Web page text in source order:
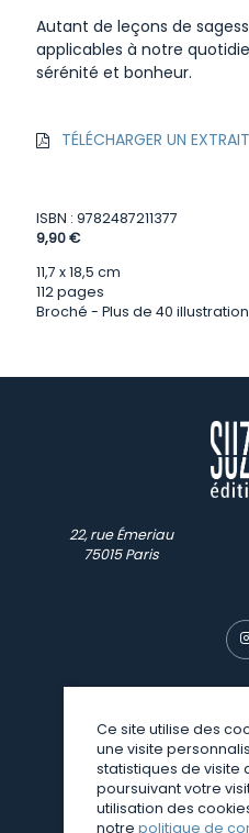
Autant de leçons de
applicables à notre
sérénité et bonheur.
TÉLÉCHARGER UN EXTRAIT
ISBN : 9782487211377
9,90 €
11,7 x 18,5 cm
112 pages
Broché - Plus de 40
22, rue Émeriau
75015 Paris
©
une
Ce site utilise des
une visite
statistiques de visite
poursuivant votre
utilisation des
notre politique de